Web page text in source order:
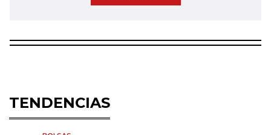
TENDENCIAS